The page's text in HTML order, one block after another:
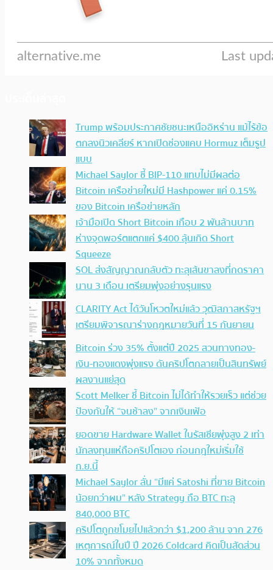
Trump พร้อมประกาศชัยชนะเหนืออิหร่าน แม้ไร้ข้อ
ตกลงนิวเคลียร์ หากเปิดช่องแคบ Hormuz เต็มรูป
แบบ
Michael Saylor ชี้ BIP-110 แทบไม่มีผลต่อ
Bitcoin เครือข่ายใหม่มี Hashpower แค่ 0.15%
ของ Bitcoin เครือข่ายหลัก
เจ้ามือเปิด Short Bitcoin เกือบ 2 พันล้านบาท
ห่างจุดพอร์ตแตกแค่ $400 ลุ้นเกิด Short
Squeeze
SOL ส่งสัญญาณกลับตัว ทะลุเส้นขาลงที่กดราคา
นาน 3 เดือน เตรียมพุ่งอย่างรุนแรง
CLARITY Act ได้วันโหวตใหม่แล้ว วุฒิสภาสหรัฐฯ
เตรียมพิจารณาร่างกฎหมายวันที่ 15 กันยายน
Bitcoin ร่วง 35% ตั้งแต่ปี 2025 สวนทางทอง-
เงิน-ทองแดงพุ่งแรง ดันคริปโตกลายเป็นสินทรัพย์
ผลงานแย่สุด
Scott Melker ชี้ Bitcoin ไม่ได้ทำให้รวยเร็ว แต่ช่วย
ป้องกันให้ “จนช้าลง” จากเงินเฟ้อ
ยอดขาย Hardware Wallet ในรัสเซียพุ่งสูง 2 เท่า
นักลงทุนแห่ถือคริปโตเอง ก่อนกฎใหม่เริ่มใช้
ก.ย.นี้
Michael Saylor ลั่น “มีแค่ Satoshi ที่ขาย Bitcoin
น้อยกว่าผม” หลัง Strategy ถือ BTC ทะลุ
840,000 BTC
คริปโตถูกขโมยไปแล้วกว่า $1,200 ล้าน จาก 276
เหตุการณ์ในปี ปี 2026 Coldcard คิดเป็นสัดส่วน
10% จากทั้งหมด